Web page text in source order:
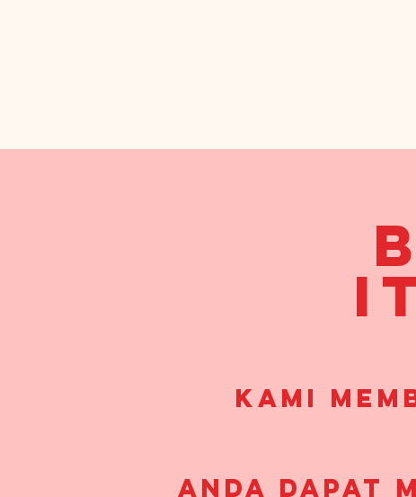
Kami
Anda dapat